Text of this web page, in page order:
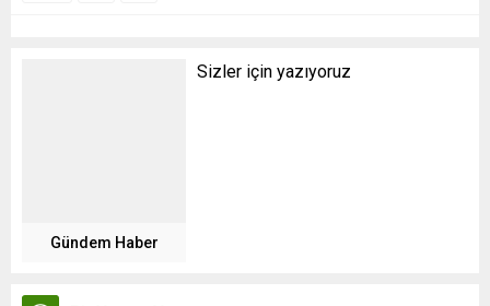
Gündem Haber
Sizler için yazıyoruz